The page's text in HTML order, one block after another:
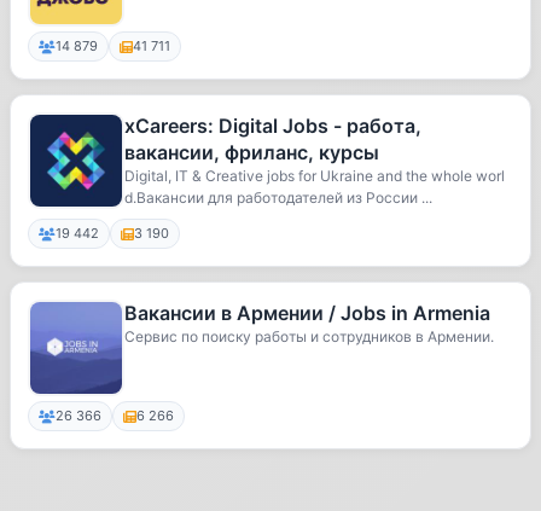
14 879 41 711
xCareers: Digital Jobs - работа,
вакансии, фриланс, курсы
Digital, IT & Creative jobs for Ukraine and the whole worl
d.Вакансии для работодателей из России ...
19 442 3 190
Вакансии в Армении / Jobs in Armenia
Сервис по поиску работы и сотрудников в Армении.
26 366 6 266